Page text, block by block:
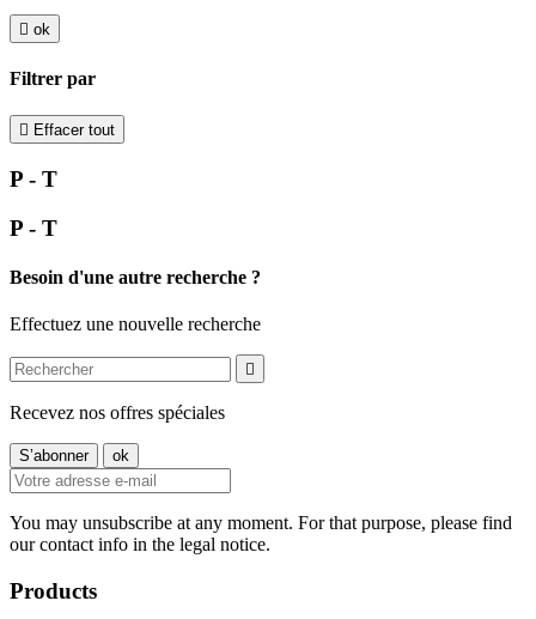
 ok
Filtrer par
 Effacer tout
P - T
P - T
Besoin d'une autre recherche ?
Effectuez une nouvelle recherche

Recevez nos offres spéciales
You may unsubscribe at any moment. For that purpose, please find
our contact info in the legal notice.
Products